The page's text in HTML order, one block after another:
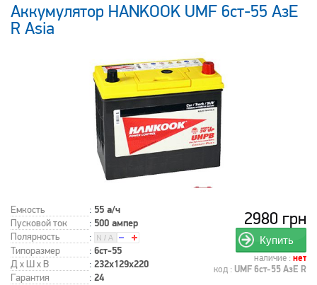
Аккумулятор HANKOOK UMF 6ст-55 АзЕ
R Asia
Емкость : 55 а/ч
Пусковой ток : 500 ампер
Полярность
:
Типоразмер
: 6ст-55
Д x Ш x В : 232x129x220
Гарантия : 24
2980 грн
Купить
наличие : нет
код : UMF 6ст-55 АзЕ R